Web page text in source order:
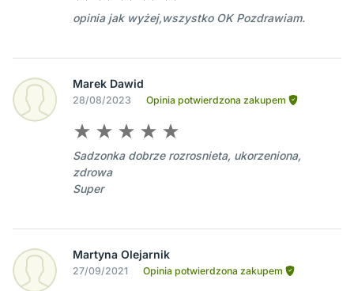
opinia jak wyżej,wszystko OK Pozdrawiam.
Marek Dawid
28/08/2023 Opinia potwierdzona zakupem
Sadzonka dobrze rozrosnieta, ukorzeniona,
zdrowa
Super
Martyna Olejarnik
27/09/2021 Opinia potwierdzona zakupem